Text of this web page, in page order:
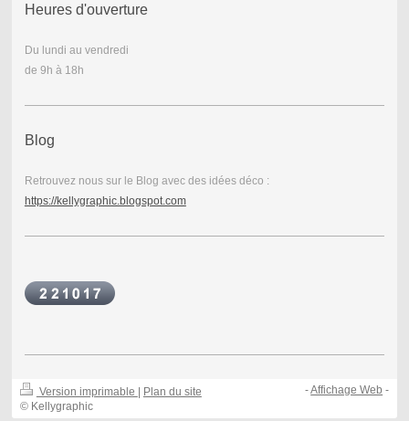
Heures d'ouverture
Du lundi au vendredi
de 9h à 18h
Blog
Retrouvez nous sur le Blog avec des idées déco :
https://kellygraphic.blogspot.com
Version imprimable
Plan du site
© Kellygraphic
-Affichage Web -